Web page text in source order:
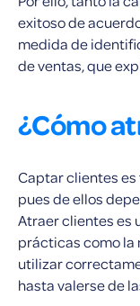
exitoso de
medida de
de ventas, que
¿Cómo
Captar clientes
pues de ellos
Atraer clientes es
prácticas como la
utilizar
hasta valerse de